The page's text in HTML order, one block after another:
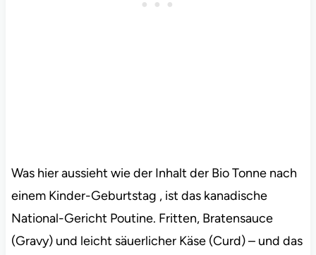
Was hier aussieht wie der Inhalt der Bio Tonne nach
einem Kinder-Geburtstag , ist das kanadische
National-Gericht Poutine. Fritten, Bratensauce
(Gravy) und leicht säuerlicher Käse (Curd) – und das